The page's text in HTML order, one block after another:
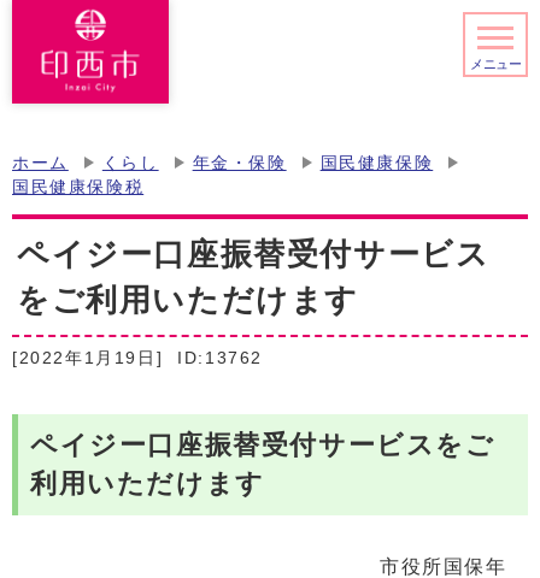
メニュー
ホーム くらし 年金・保険
国民健康保険
国民健康保険税
ペイジー口座振替受付サービス
をご利用いただけます
[2022年1月19日] ID:13762
ペイジー口座振替受付サービスをご
利用いただけます
市役所国保年